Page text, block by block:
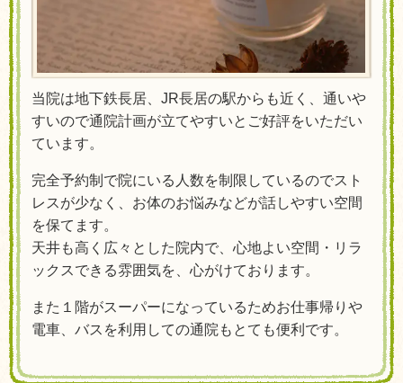
当院は地下鉄長居、JR長居の駅からも近く、通いや
すいので通院計画が立てやすいとご好評をいただい
ています。
完全予約制で院にいる人数を制限しているのでスト
レスが少なく、お体のお悩みなどが話しやすい空間
を保てます。
天井も高く広々とした院内で、心地よい空間・リラ
ックスできる雰囲気を、心がけております。
また１階がスーパーになっているためお仕事帰りや
電車、バスを利用しての通院もとても便利です。